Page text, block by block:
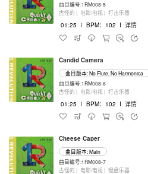
曲目编号:1RM008-5
古怪的 | 电影/电视 | 打击乐器
01:25 I BPM：102 I 详情
Candid Camera
曲目版本: No Flute, No Harmonica
曲目编号:1RM008-6
古怪的 | 电影/电视 | 打击乐器
01:25 I BPM：102 I 详情
Cheese Caper
曲目版本: Main
曲目编号:1RM008-7
古怪的 | 电影/电视 | 键盘乐器